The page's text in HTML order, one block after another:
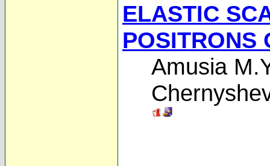
ELASTIC
POSITRONS
Amusia